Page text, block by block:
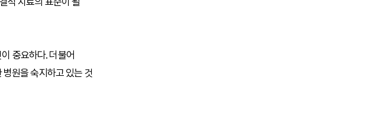
중요하다. 더불어
원을 숙지하고 있는 것